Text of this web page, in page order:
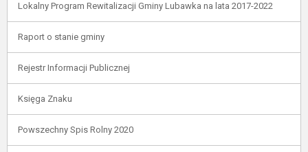
Lokalny Program Rewitalizacji Gminy Lubawka na lata 2017-2022
Raport o stanie gminy
Rejestr Informacji Publicznej
Księga Znaku
Powszechny Spis Rolny 2020